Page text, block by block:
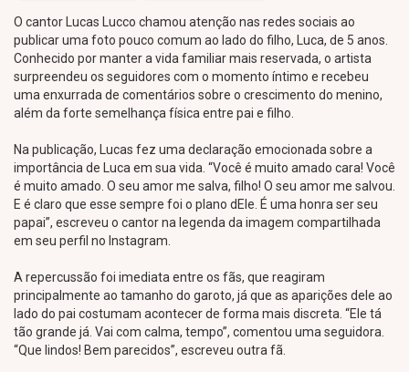
O cantor Lucas Lucco chamou atenção nas redes sociais ao
publicar uma foto pouco comum ao lado do filho, Luca, de 5 anos.
Conhecido por manter a vida familiar mais reservada, o artista
surpreendeu os seguidores com o momento íntimo e recebeu
uma enxurrada de comentários sobre o crescimento do menino,
além da forte semelhança física entre pai e filho.
Na publicação, Lucas fez uma declaração emocionada sobre a
importância de Luca em sua vida. “Você é muito amado cara! Você
é muito amado. O seu amor me salva, filho! O seu amor me salvou.
E é claro que esse sempre foi o plano dEle. É uma honra ser seu
papai”, escreveu o cantor na legenda da imagem compartilhada
em seu perfil no Instagram.
A repercussão foi imediata entre os fãs, que reagiram
principalmente ao tamanho do garoto, já que as aparições dele ao
lado do pai costumam acontecer de forma mais discreta. “Ele tá
tão grande já. Vai com calma, tempo”, comentou uma seguidora.
“Que lindos! Bem parecidos”, escreveu outra fã.